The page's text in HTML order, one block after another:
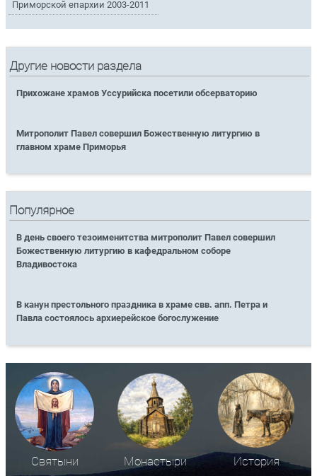
Приморской епархии 2003-2011
Другие новости раздела
Прихожане храмов Уссурийска посетили обсерваторию
Митрополит Павел совершил Божественную литургию в
главном храме Приморья
Популярное
В день своего тезоименитства митрополит Павел совершил
Божественную литургию в кафедральном соборе
Владивостока
В канун престольного праздника в храме свв. апп. Петра и
Павла состоялось архиерейское богослужение
Святыни Монастыри История